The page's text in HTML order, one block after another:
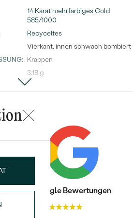
14 Karat mehrfarbiges Gold
585/1000
Recyceltes
Vierkant, innen schwach bombiert
: Krappen
3.18 g
Diamant
0.0375 ct
4 x 1 mm (0.005ct), 7 x 0.8 mm
(0.0025ct)
G-H
Natürlich
Google Bewertungen